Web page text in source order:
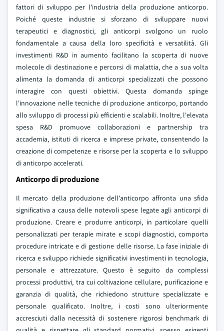
fattori di sviluppo per l'industria della produzione anticorpo.
Poiché queste industrie si sforzano di sviluppare nuovi
terapeutici e diagnostici, gli anticorpi svolgono un ruolo
fondamentale a causa della loro specificità e versatilità. Gli
investimenti R&D in aumento facilitano la scoperta di nuove
molecole di destinazione e percorsi di malattia, che a sua volta
alimenta la domanda di anticorpi specializzati che possono
interagire con questi obiettivi. Questa domanda spinge
l'innovazione nelle tecniche di produzione anticorpo, portando
allo sviluppo di processi più efficienti e scalabili. Inoltre, l'elevata
spesa R&D promuove collaborazioni e partnership tra
accademia, istituti di ricerca e imprese private, consentendo la
creazione di competenze e risorse per la scoperta e lo sviluppo
di anticorpo accelerati.
Anticorpo di produzione
Il mercato della produzione dell'anticorpo affronta una sfida
significativa a causa delle notevoli spese legate agli anticorpi di
produzione. Creare e produrre anticorpi, in particolare quelli
personalizzati per terapie mirate e scopi diagnostici, comporta
procedure intricate e di gestione delle risorse. La fase iniziale di
ricerca e sviluppo richiede significativi investimenti in tecnologia,
personale e attrezzature. Questo è seguito da complessi
processi produttivi, tra cui coltivazione cellulare, purificazione e
garanzia di qualità, che richiedono strutture specializzate e
personale qualificato. Inoltre, i costi sono ulteriormente
accresciuti dalla necessità di sostenere rigorosi benchmark di